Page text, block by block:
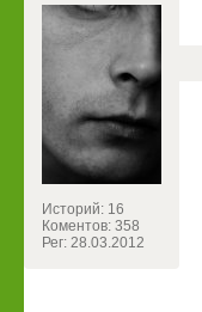
Историй: 16
Коментов: 358
Рег: 28.03.2012